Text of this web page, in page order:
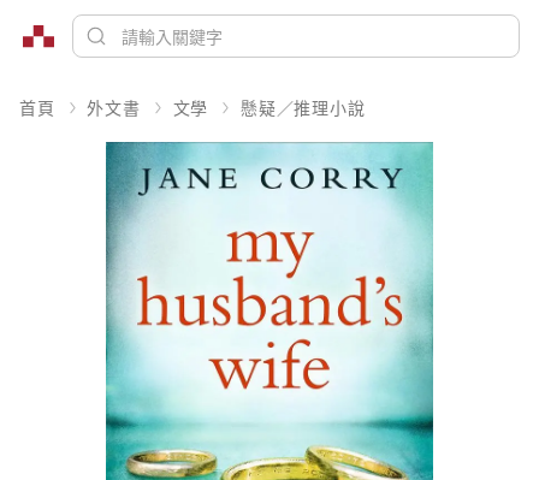
首頁 外文書 文學 懸疑／推理小說